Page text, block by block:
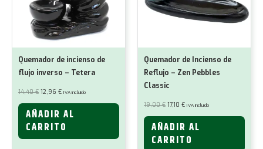
Quemador de incienso de
flujo inverso – Tetera
14,40€ El
precio
original
era:
14,40 €.
12,96 €El
actual
es:
12,96 €.
IVA incluido
AÑADIR AL
CARRITO
Quemador de Incienso de
Reflujo – Zen Pebbles
Classic
19,00€ El
precio
original
era:
19,00 €.
17,10 €El
actual
es:
17,10 €.
IVA incluido
AÑADIR AL
CARRITO